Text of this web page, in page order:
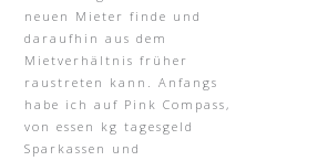
neuen Mieter finde und
daraufhin aus dem
Mietverhältnis früher
raustreten kann. Anfangs
habe ich auf Pink Compass,
von essen kg tagesgeld
Sparkassen und